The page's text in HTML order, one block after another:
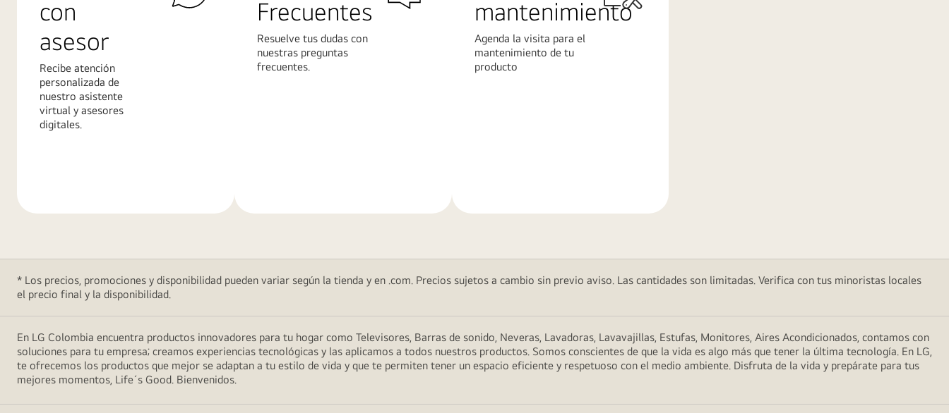
con
asesor
Recibe atención
personalizada de
nuestro asistente
virtual y asesores
digitales.
Frecuentes
Resuelve tus dudas con
nuestras preguntas
frecuentes.
mantenimiento
Agenda la visita para el
mantenimiento de tu
producto
* Los precios, promociones y disponibilidad pueden variar según la tienda y en .com. Precios sujetos a cambio sin previo aviso. Las cantidades son limitadas. Verifica con tus minoristas locales
el precio final y la disponibilidad.
En LG Colombia encuentra productos innovadores para tu hogar como Televisores, Barras de sonido, Neveras, Lavadoras, Lavavajillas, Estufas, Monitores, Aires Acondicionados, contamos con
soluciones para tu empresa; creamos experiencias tecnológicas y las aplicamos a todos nuestros productos. Somos conscientes de que la vida es algo más que tener la última tecnología. En LG,
te ofrecemos los productos que mejor se adaptan a tu estilo de vida y que te permiten tener un espacio eficiente y respetuoso con el medio ambiente. Disfruta de la vida y prepárate para tus
mejores momentos, Life´s Good. Bienvenidos.